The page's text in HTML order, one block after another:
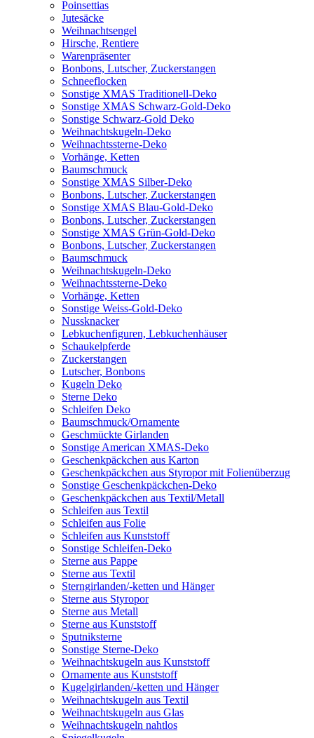
Poinsettias
Jutesäcke
Weihnachtsengel
Hirsche, Rentiere
Warenpräsenter
Bonbons, Lutscher, Zuckerstangen
Schneeflocken
Sonstige XMAS Traditionell-Deko
Sonstige XMAS Schwarz-Gold-Deko
Sonstige Schwarz-Gold Deko
Weihnachtskugeln-Deko
Weihnachtssterne-Deko
Vorhänge, Ketten
Baumschmuck
Sonstige XMAS Silber-Deko
Bonbons, Lutscher, Zuckerstangen
Sonstige XMAS Blau-Gold-Deko
Bonbons, Lutscher, Zuckerstangen
Sonstige XMAS Grün-Gold-Deko
Bonbons, Lutscher, Zuckerstangen
Baumschmuck
Weihnachtskugeln-Deko
Weihnachtssterne-Deko
Vorhänge, Ketten
Sonstige Weiss-Gold-Deko
Nussknacker
Lebkuchenfiguren, Lebkuchenhäuser
Schaukelpferde
Zuckerstangen
Lutscher, Bonbons
Kugeln Deko
Sterne Deko
Schleifen Deko
Baumschmuck/Ornamente
Geschmückte Girlanden
Sonstige American XMAS-Deko
Geschenkpäckchen aus Karton
Geschenkpäckchen aus Styropor mit Folienüberzug
Sonstige Geschenkpäckchen-Deko
Geschenkpäckchen aus Textil/Metall
Schleifen aus Textil
Schleifen aus Folie
Schleifen aus Kunststoff
Sonstige Schleifen-Deko
Sterne aus Pappe
Sterne aus Textil
Sterngirlanden/-ketten und Hänger
Sterne aus Styropor
Sterne aus Metall
Sterne aus Kunststoff
Sputniksterne
Sonstige Sterne-Deko
Weihnachtskugeln aus Kunststoff
Ornamente aus Kunststoff
Kugelgirlanden/-ketten und Hänger
Weihnachtskugeln aus Textil
Weihnachtskugeln aus Glas
Weihnachtskugeln nahtlos